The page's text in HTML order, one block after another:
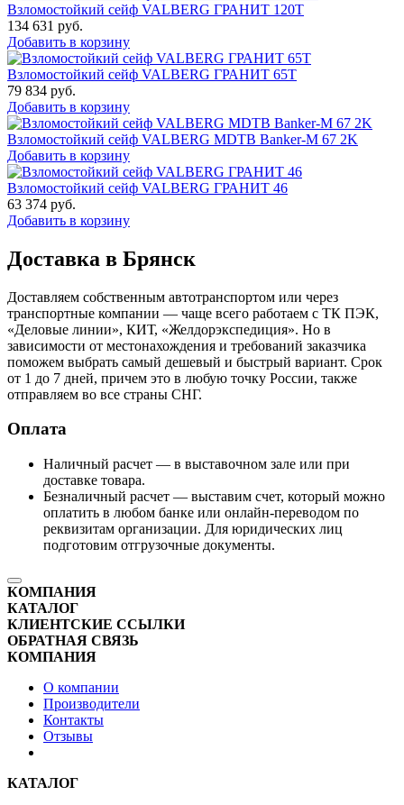
Взломостойкий сейф VALBERG ГРАНИТ 120Т
134 631 руб.
Добавить в корзину
Взломостойкий сейф VALBERG ГРАНИТ 65Т
79 834 руб.
Добавить в корзину
Взломостойкий сейф VALBERG MDTB Banker-M 67 2K
Добавить в корзину
Взломостойкий сейф VALBERG ГРАНИТ 46
63 374 руб.
Добавить в корзину
Доставка в Брянск
Доставляем собственным автотранспортом или через
транспортные компании — чаще всего работаем с ТК ПЭК,
«Деловые линии», КИТ, «Желдорэкспедиция». Но в
зависимости от местонахождения и требований заказчика
поможем выбрать самый дешевый и быстрый вариант. Срок
от 1 до 7 дней, причем это в любую точку России, также
отправляем во все страны СНГ.
Оплата
Наличный расчет — в выставочном зале или при
доставке товара.
Безналичный расчет — выставим счет, который можно
оплатить в любом банке или онлайн-переводом по
реквизитам организации. Для юридических лиц
подготовим отгрузочные документы.
КОМПАНИЯ
КАТАЛОГ
КЛИЕНТСКИЕ ССЫЛКИ
ОБРАТНАЯ СВЯЗЬ
КОМПАНИЯ
О компании
Производители
Контакты
Отзывы
КАТАЛОГ